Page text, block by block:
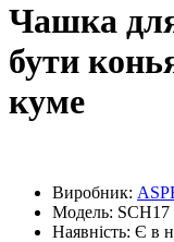
Чашка
бути
куме
Виробник:
Модель: SCH17
Наявність: Є в